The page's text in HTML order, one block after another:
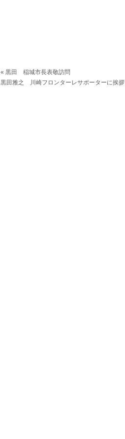
« 黒田 稲城市長表敬訪問
黒田雅之 川崎フロンターレサポーターに挨拶